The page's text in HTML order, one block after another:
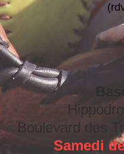
Boulevard des
Samedi